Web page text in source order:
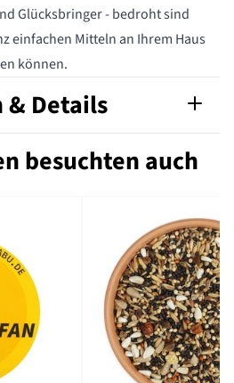
Glücksbringer - bedroht sind
einfachen Mitteln an Ihrem Haus
können.
& Details
553860115-D
besuchten auch